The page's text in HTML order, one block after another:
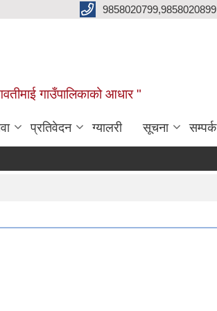
9858020799,9858020899
गाउँपालिकाको आधार "
प्रतिवेदन ग्यालरी सूचना सम्पर्क